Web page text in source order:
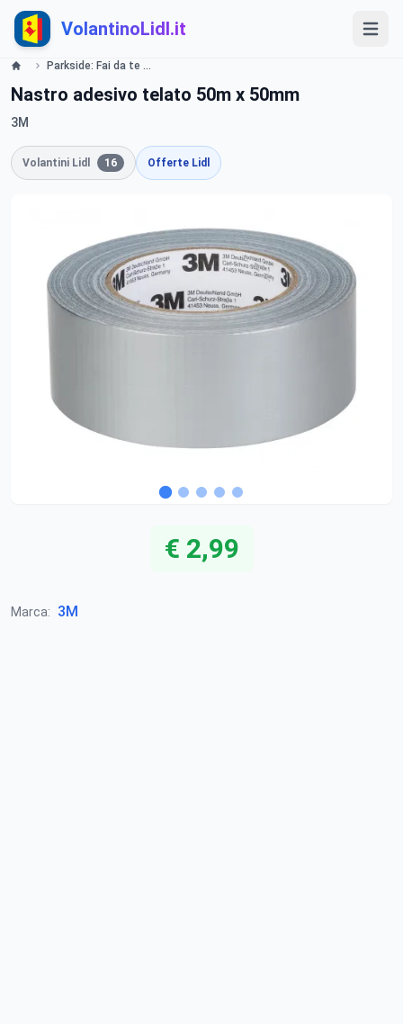
VolantinoLidl.it
Parkside: Fai da te e Giardino Lidl
Nastro adesivo telato 50m x 50mm
3M
Volantini Lidl 16 Offerte Lidl
€ 2,99
Marca: 3M